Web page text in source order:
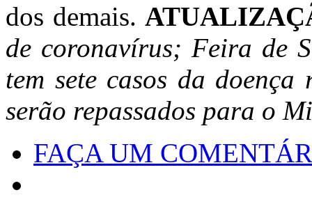
dos demais.
de coronavírus; Feira de
tem sete casos da
serão repassados para o
FAÇA UM